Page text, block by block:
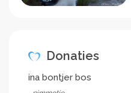
Donaties
ina bontjer bos